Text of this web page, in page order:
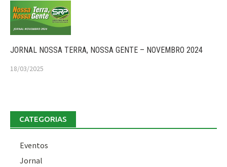
JORNAL NOSSA TERRA, NOSSA GENTE – NOVEMBRO 2024
18/03/2025
CATEGORIAS
Eventos
Jornal